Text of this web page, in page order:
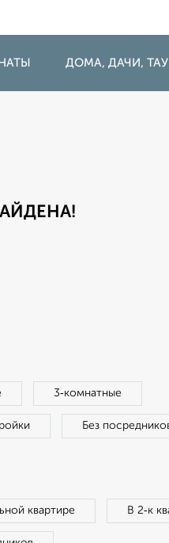
ДОМА, ДАЧИ,
3‑комнатные
Без
квартире В 2‑к